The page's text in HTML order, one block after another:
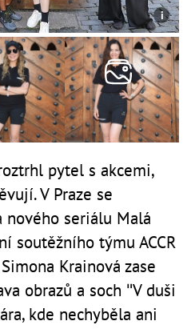
pytel s akcemi,
V Praze se
seriálu Malá
soutěžního týmu ACCR
Krainová zase
obrazů a soch "V duši
kde nechyběla ani